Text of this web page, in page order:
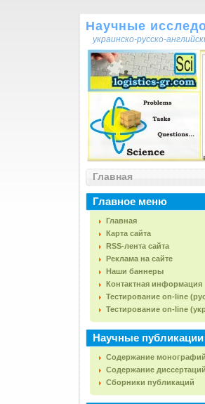
Научные
украинско-русско-
Главная
Главное меню
Главная
Карта сайта
RSS-лента сайта
Реклама на сайте
Наши баннеры
Контактная информация
Тестирование on-line
Тестирование on-line
Научные публикации
Содержание монографий
Содержание диссертаций
Сборники публикаций